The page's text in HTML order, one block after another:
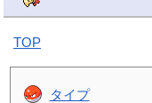
TOP
タイプ